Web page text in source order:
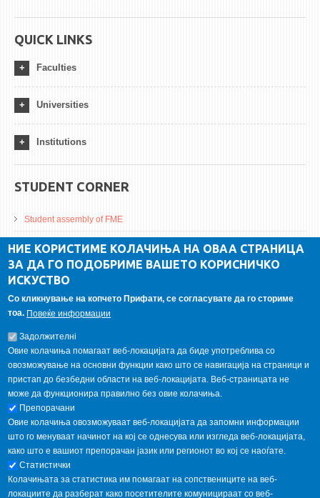
QUICK LINKS
Faculties
Universities
Institutions
STUDENT CORNER
Student assembly of FME
Da Vinci Magazinne
Alumni association
GALLERY
НИЕ КОРИСТИМЕ КОЛАЧИЊА НА ОВАА СТРАНИЦА
ЗА ДА ГО ПОДОБРИМЕ ВАШЕТО КОРИСНИЧКО
ИСКУСТВО
Со кликнување на копчето Прифати, се согласувате да го сториме
тоа. Повеќе информации
Задолжителнi
Овие колачиња помагаат веб-локацијата да биде употреблива со
овозможување на основни функции како што се навигација на страници и
пристап до безбедни области на веб-локацијата. Веб-страницата не
може да функционира правилно без овие колачиња.
Препорачани
Овие колачиња овозможуваат веб-локацијата да запомни информации
што го менуваат начинот на кој се однесува или изгледа веб-локацијата,
како што е вашиот препорачан јазик или регионот во кој се наоѓате.
Статистички
Колачињата за статистика им помагаат на сопствениците на веб-
локациите да разберат како посетителите комуницираат со веб-